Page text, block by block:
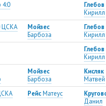
4:0
Глебов
Кирилл
ЦСКА
Мойзес
Барбоза
Глебов
Кирилл
Глебов
Кирилл
Мойзес
Барбоза
Кисляк
Матвей
РейсМатеус
Данил